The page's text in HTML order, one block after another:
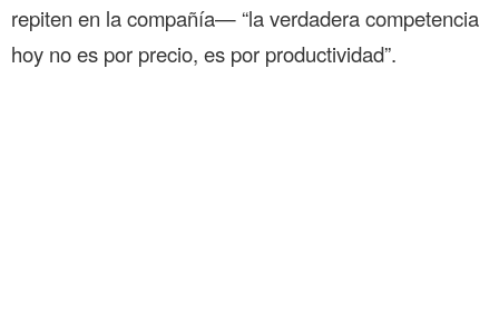
repiten en la compañía— “la verdadera competencia
hoy no es por precio, es por productividad”.